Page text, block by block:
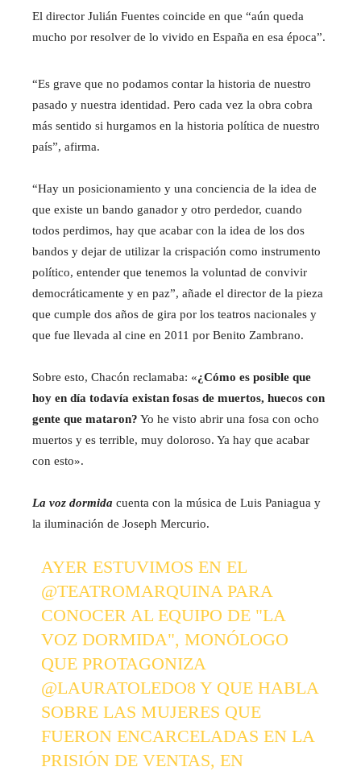
El director Julián Fuentes coincide en que “aún queda
mucho por resolver de lo vivido en España en esa época”.
“Es grave que no podamos contar la historia de nuestro
pasado y nuestra identidad. Pero cada vez la obra cobra
más sentido si hurgamos en la historia política de nuestro
país”, afirma.
“Hay un posicionamiento y una conciencia de la idea de
que existe un bando ganador y otro perdedor, cuando
todos perdimos, hay que acabar con la idea de los dos
bandos y dejar de utilizar la crispación como instrumento
político, entender que tenemos la voluntad de convivir
democráticamente y en paz”, añade el director de la pieza
que cumple dos años de gira por los teatros nacionales y
que fue llevada al cine en 2011 por Benito Zambrano.
Sobre esto, Chacón reclamaba: «¿Cómo es posible que
hoy en día todavía existan fosas de muertos, huecos con
gente que mataron? Yo he visto abrir una fosa con ocho
muertos y es terrible, muy doloroso. Ya hay que acabar
con esto».
La voz dormida cuenta con la música de Luis Paniagua y
la iluminación de Joseph Mercurio.
AYER ESTUVIMOS EN EL
@TEATROMARQUINA PARA
CONOCER AL EQUIPO DE "LA
VOZ DORMIDA", MONÓLOGO
QUE PROTAGONIZA
@LAURATOLEDO8 Y QUE HABLA
SOBRE LAS MUJERES QUE
FUERON ENCARCELADAS EN LA
PRISIÓN DE VENTAS, EN